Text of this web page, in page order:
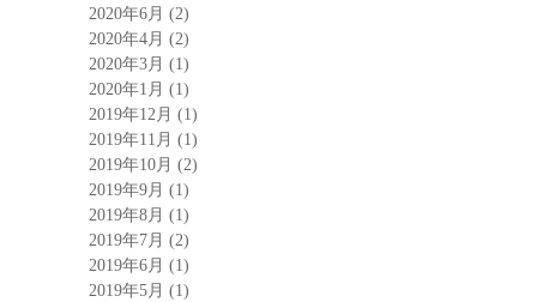
2020年6月 (2)
2020年4月 (2)
2020年3月 (1)
2020年1月 (1)
2019年12月 (1)
2019年11月 (1)
2019年10月 (2)
2019年9月 (1)
2019年8月 (1)
2019年7月 (2)
2019年6月 (1)
2019年5月 (1)